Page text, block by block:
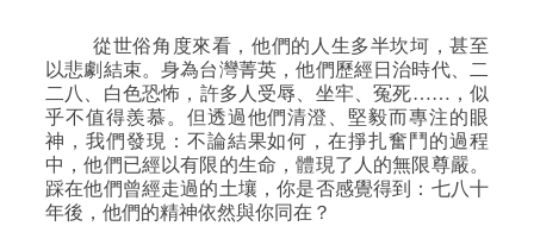
從世俗角度來看，他們的人生多半坎坷，甚至
以悲劇結束。身為台灣菁英，他們歷經日治時代、二
二八、白色恐怖，許多人受辱、坐牢、冤死……，似
乎不值得羨慕。但透過他們清澄、堅毅而專注的眼
神，我們發現：不論結果如何，在掙扎奮鬥的過程
中，他們已經以有限的生命，體現了人的無限尊嚴。
踩在他們曾經走過的土壤，你是否感覺得到：七八十
年後，他們的精神依然與你同在？